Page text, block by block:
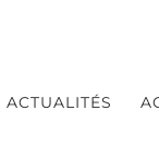
ACTUALITÉS